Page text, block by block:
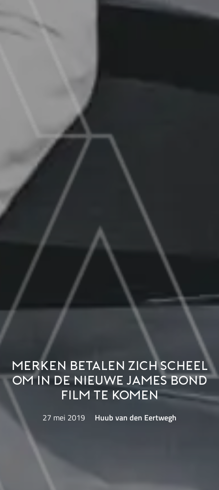
Merken betalen zich scheel
om in de nieuwe James Bond
film te komen
27 mei 2019 Huub van den Eertwegh